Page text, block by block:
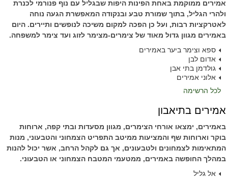
אמירים ממוקמת באחת הפינות היפות שבגליל עם נוף פנורמי לכנרת
ולהרי הגליל, בתוך שמורת טבע ובנקודה המאפשרת הגעה נוחה
לאטרקציות רבות, ועל כן הפכה למקום משיכה לנופשים ותיירים. היום
באמירים מגוון גדול מאוד של צימרים-מצימר לזוג ועד צימר למשפחה.
ספא וצימר ביער באמירים
אדום לבן
גולדמן בתי אבן
אלוני אמירים
לכל הרשימה
אמירים בתיאבון
באמירים, ימצאו אורחי הצימרים, מגוון מסעדות ובתי קפה, ארוחות
בוקר וארוחות שף והמציעות ממיטב התפריט הצמחוני והטבעוני, מנות
המתאימות לצמחונים ולטבעונים, אך גם לקהל הרחב, אשר יכול להנות
במהלך החופשה באמירים, ממטעמי המטבח הצמחוני או הטבעוני.
אל גליל